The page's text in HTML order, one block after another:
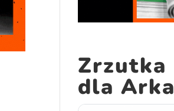
Zrzutka
dla Arka